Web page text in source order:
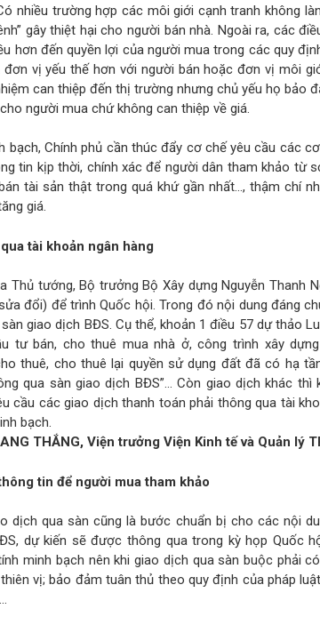
nhiều trường hợp các môi giới cạnh tranh không
gây thiệt hại cho người bán nhà. Ngoài ra, các
hơn đến quyền lợi của người mua trong các quy
vị yếu thế hơn với người bán hoặc đơn vị môi
can thiệp đến thị trường nhưng chủ yếu họ bảo
người mua chứ không can thiệp về giá.
bạch, Chính phủ cần thúc đẩy cơ chế yêu cầu các
tin kịp thời, chính xác để người dân tham khảo từ
tài sản thật trong quá khứ gần nhất…, thậm chí
giá.
tài khoản ngân hàng
Thủ tướng, Bộ trưởng Bộ Xây dựng Nguyễn Thanh
đổi) để trình Quốc hội. Trong đó nội dung đáng
giao dịch BĐS. Cụ thể, khoản 1 điều 57 dự thảo
tư bán, cho thuê mua nhà ở, công trình xây
thuê, cho thuê lại quyền sử dụng đất đã có hạ
qua sàn giao dịch BĐS”… Còn giao dịch khác thì
cầu các giao dịch thanh toán phải thông qua tài
bạch.
THẮNG, Viện trưởng Viện Kinh tế và Quản lý
tin để người mua tham khảo
dịch qua sàn cũng là bước chuẩn bị cho các nội
dự kiến sẽ được thông qua trong kỳ họp Quốc
minh bạch nên khi giao dịch qua sàn buộc phải
vị; bảo đảm tuân thủ theo quy định của pháp